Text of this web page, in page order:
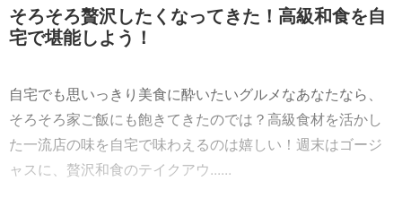
そろそろ贅沢したくなってきた！高級和食を自
宅で堪能しよう！
自宅でも思いっきり美食に酔いたいグルメなあなたなら、
そろそろ家ご飯にも飽きてきたのでは？高級食材を活かし
た一流店の味を自宅で味わえるのは嬉しい！週末はゴージ
ャスに、贅沢和食のテイクアウ......